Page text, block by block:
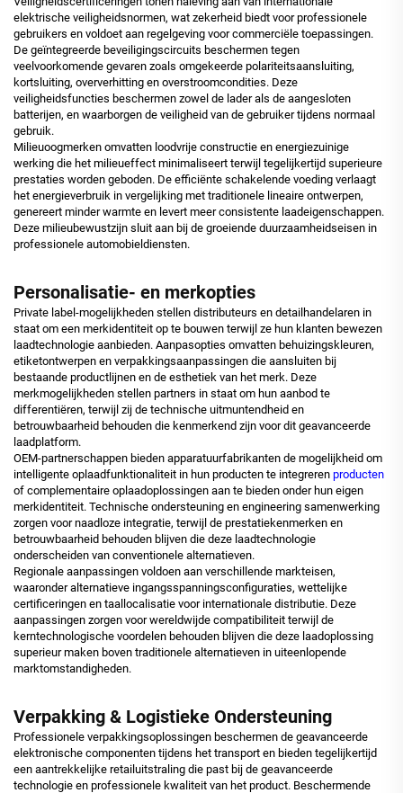
elektrische veiligheidsnormen, wat zekerheid biedt voor professionele
gebruikers en voldoet aan regelgeving voor commerciële toepassingen.
De geïntegreerde beveiligingscircuits beschermen tegen
veelvoorkomende gevaren zoals omgekeerde polariteitsaansluiting,
kortsluiting, oververhitting en overstroomcondities. Deze
veiligheidsfuncties beschermen zowel de lader als de aangesloten
batterijen, en waarborgen de veiligheid van de gebruiker tijdens normaal
gebruik.
Milieuoogmerken omvatten loodvrije constructie en energiezuinige
werking die het milieueffect minimaliseert terwijl tegelijkertijd superieure
prestaties worden geboden. De efficiënte schakelende voeding verlaagt
het energieverbruik in vergelijking met traditionele lineaire ontwerpen,
genereert minder warmte en levert meer consistente laadeigenschappen.
Deze milieubewustzijn sluit aan bij de groeiende duurzaamheidseisen in
professionele automobieldiensten.
Personalisatie- en merkopties
Private label-mogelijkheden stellen distributeurs en detailhandelaren in
staat om een merkidentiteit op te bouwen terwijl ze hun klanten bewezen
laadtechnologie aanbieden. Aanpasopties omvatten behuizingskleuren,
etiketontwerpen en verpakkingsaanpassingen die aansluiten bij
bestaande productlijnen en de esthetiek van het merk. Deze
merkmogelijkheden stellen partners in staat om hun aanbod te
differentiëren, terwijl zij de technische uitmuntendheid en
betrouwbaarheid behouden die kenmerkend zijn voor dit geavanceerde
laadplatform.
OEM-partnerschappen bieden apparatuurfabrikanten de mogelijkheid om
intelligente oplaadfunktionaliteit in hun producten te integreren producten
of complementaire oplaadoplossingen aan te bieden onder hun eigen
merkidentiteit. Technische ondersteuning en engineering samenwerking
zorgen voor naadloze integratie, terwijl de prestatiekenmerken en
betrouwbaarheid behouden blijven die deze laadtechnologie
onderscheiden van conventionele alternatieven.
Regionale aanpassingen voldoen aan verschillende markteisen,
waaronder alternatieve ingangsspanningsconfiguraties, wettelijke
certificeringen en taallocalisatie voor internationale distributie. Deze
aanpassingen zorgen voor wereldwijde compatibiliteit terwijl de
kerntechnologische voordelen behouden blijven die deze laadoplossing
superieur maken boven traditionele alternatieven in uiteenlopende
marktomstandigheden.
Verpakking & Logistieke Ondersteuning
Professionele verpakkingsoplossingen beschermen de geavanceerde
elektronische componenten tijdens het transport en bieden tegelijkertijd
een aantrekkelijke retailuitstraling die past bij de geavanceerde
technologie en professionele kwaliteit van het product. Beschermende